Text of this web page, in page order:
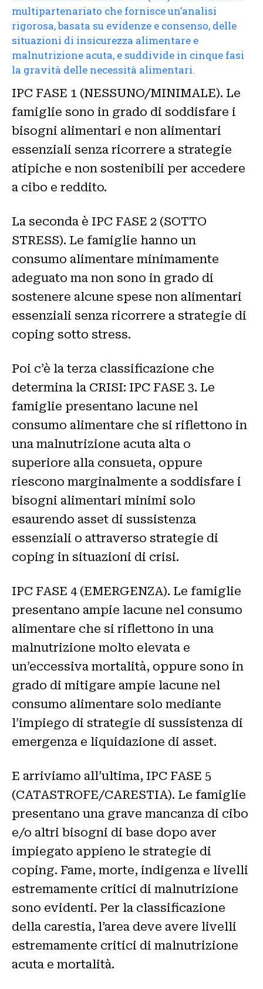
multipartenariato che fornisce un’analisi
rigorosa, basata su evidenze e consenso, delle
situazioni di insicurezza alimentare e
malnutrizione acuta, e suddivide in cinque fasi
la gravità delle necessità alimentari.
IPC FASE 1 (NESSUNO/MINIMALE). Le
famiglie sono in grado di soddisfare i
bisogni alimentari e non alimentari
essenziali senza ricorrere a strategie
atipiche e non sostenibili per accedere
a cibo e reddito.
La seconda è IPC FASE 2 (SOTTO
STRESS). Le famiglie hanno un
consumo alimentare minimamente
adeguato ma non sono in grado di
sostenere alcune spese non alimentari
essenziali senza ricorrere a strategie di
coping sotto stress.
Poi c’è la terza classificazione che
determina la CRISI: IPC FASE 3. Le
famiglie presentano lacune nel
consumo alimentare che si riflettono in
una malnutrizione acuta alta o
superiore alla consueta, oppure
riescono marginalmente a soddisfare i
bisogni alimentari minimi solo
esaurendo asset di sussistenza
essenziali o attraverso strategie di
coping in situazioni di crisi.
IPC FASE 4 (EMERGENZA). Le famiglie
presentano ampie lacune nel consumo
alimentare che si riflettono in una
malnutrizione molto elevata e
un’eccessiva mortalità, oppure sono in
grado di mitigare ampie lacune nel
consumo alimentare solo mediante
l’impiego di strategie di sussistenza di
emergenza e liquidazione di asset.
E arriviamo all’ultima, IPC FASE 5
(CATASTROFE/CARESTIA). Le famiglie
presentano una grave mancanza di cibo
e/o altri bisogni di base dopo aver
impiegato appieno le strategie di
coping. Fame, morte, indigenza e livelli
estremamente critici di malnutrizione
sono evidenti. Per la classificazione
della carestia, l’area deve avere livelli
estremamente critici di malnutrizione
acuta e mortalità.